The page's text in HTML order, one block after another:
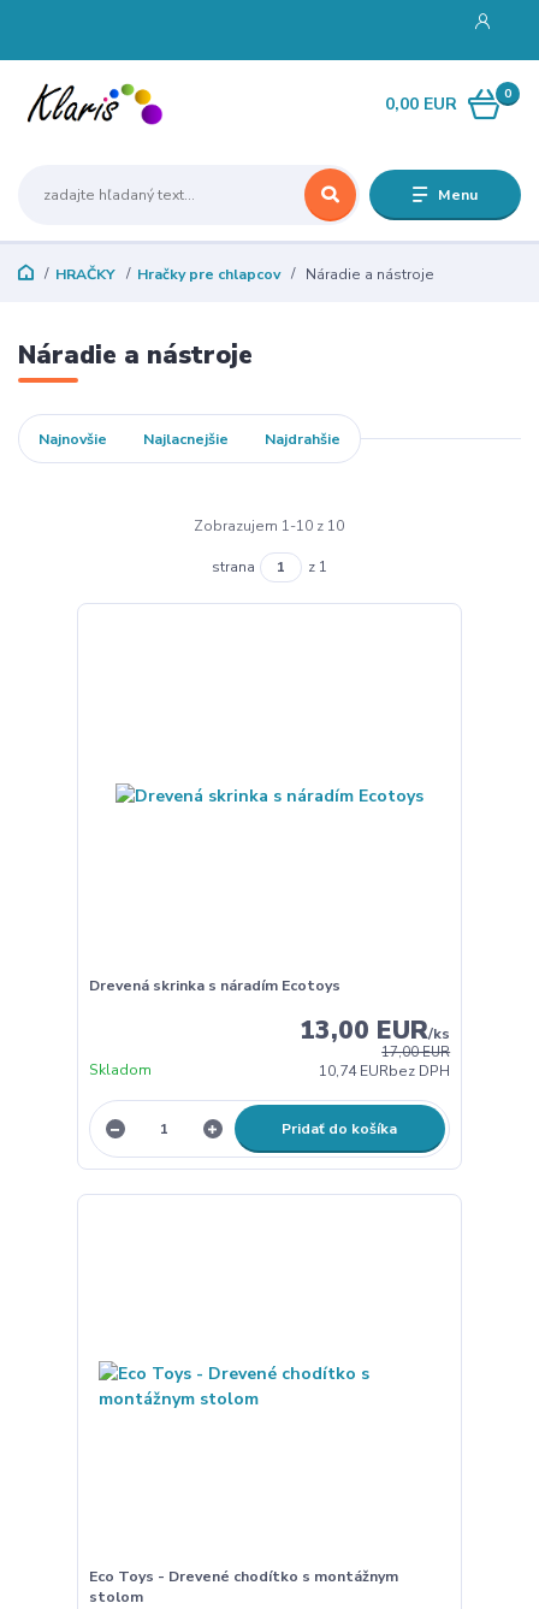
Menu
0
0,00 EUR
HRAČKY Hračky pre chlapcov Náradie a nástroje
Náradie a nástroje
Najnovšie Najlacnejšie Najdrahšie
Zobrazujem 1-10 z 10
strana z 1
Drevená skrinka s náradím Ecotoys
17,00 EUR
13,00 EUR/ks
10,74 EURbez DPH
Skladom
Pridať do košíka
Eco Toys - Drevené chodítko s montážnym
stolom